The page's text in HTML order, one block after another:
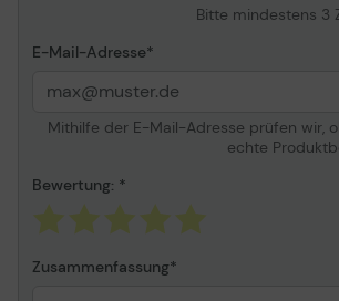
Bitte mindestens 3
E-Mail-Adresse
Mithilfe der E-Mail-Adresse prüfen wir,
echte
Bewertung:
Zusammenfassung